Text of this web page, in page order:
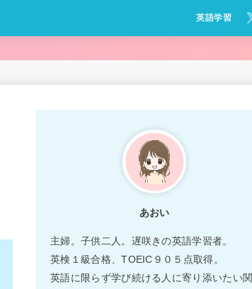
英語学習
あおい
主婦。子供二人。遅咲きの英語学習者。
英検１級合格、TOEIC９０５点取得。
英語に限らず学び続ける人に寄り添いたい関